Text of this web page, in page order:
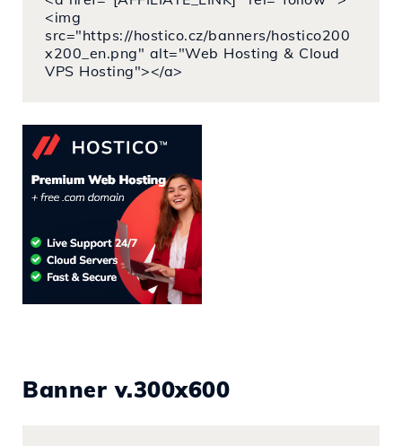
<img
src="https://hostico.cz/banners/hostico200
x200_en.png" alt="Web Hosting & Cloud
VPS Hosting"></a>
Banner v.300x600